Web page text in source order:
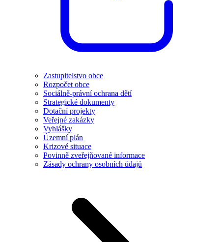
Zastupitelstvo obce
Rozpočet obce
Sociálně-právní ochrana dětí
Strategické dokumenty
Dotační projekty
Veřejné zakázky
Vyhlášky
Územní plán
Krizové situace
Povinně zveřejňované informace
Zásady ochrany osobních údajů